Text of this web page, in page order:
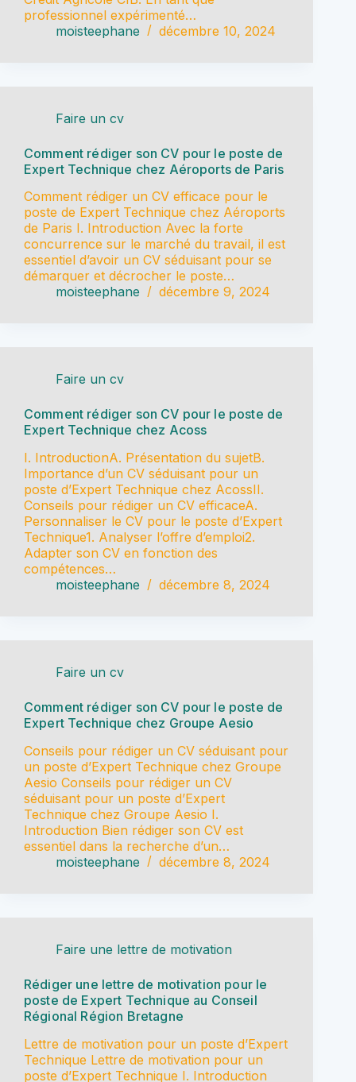
professionnel expérimenté…
moisteephane
décembre 10, 2024
Faire un cv
Comment rédiger son CV pour le poste de
Expert Technique chez Aéroports de Paris
Comment rédiger un CV efficace pour le
poste de Expert Technique chez Aéroports
de Paris I. Introduction Avec la forte
concurrence sur le marché du travail, il est
essentiel d’avoir un CV séduisant pour se
démarquer et décrocher le poste…
moisteephane
décembre 9, 2024
Faire un cv
Comment rédiger son CV pour le poste de
Expert Technique chez Acoss
I. IntroductionA. Présentation du sujetB.
Importance d’un CV séduisant pour un
poste d’Expert Technique chez AcossII.
Conseils pour rédiger un CV efficaceA.
Personnaliser le CV pour le poste d’Expert
Technique1. Analyser l’offre d’emploi2.
Adapter son CV en fonction des
compétences…
moisteephane
décembre 8, 2024
Faire un cv
Comment rédiger son CV pour le poste de
Expert Technique chez Groupe Aesio
Conseils pour rédiger un CV séduisant pour
un poste d’Expert Technique chez Groupe
Aesio Conseils pour rédiger un CV
séduisant pour un poste d’Expert
Technique chez Groupe Aesio I.
Introduction Bien rédiger son CV est
essentiel dans la recherche d’un…
moisteephane
décembre 8, 2024
Faire une lettre de motivation
Rédiger une lettre de motivation pour le
poste de Expert Technique au Conseil
Régional Région Bretagne
Lettre de motivation pour un poste d’Expert
Technique Lettre de motivation pour un
poste d’Expert Technique I. Introduction